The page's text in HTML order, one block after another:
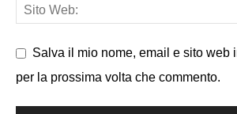
Salva il mio nome, email e sito web
per la prossima volta che commento.